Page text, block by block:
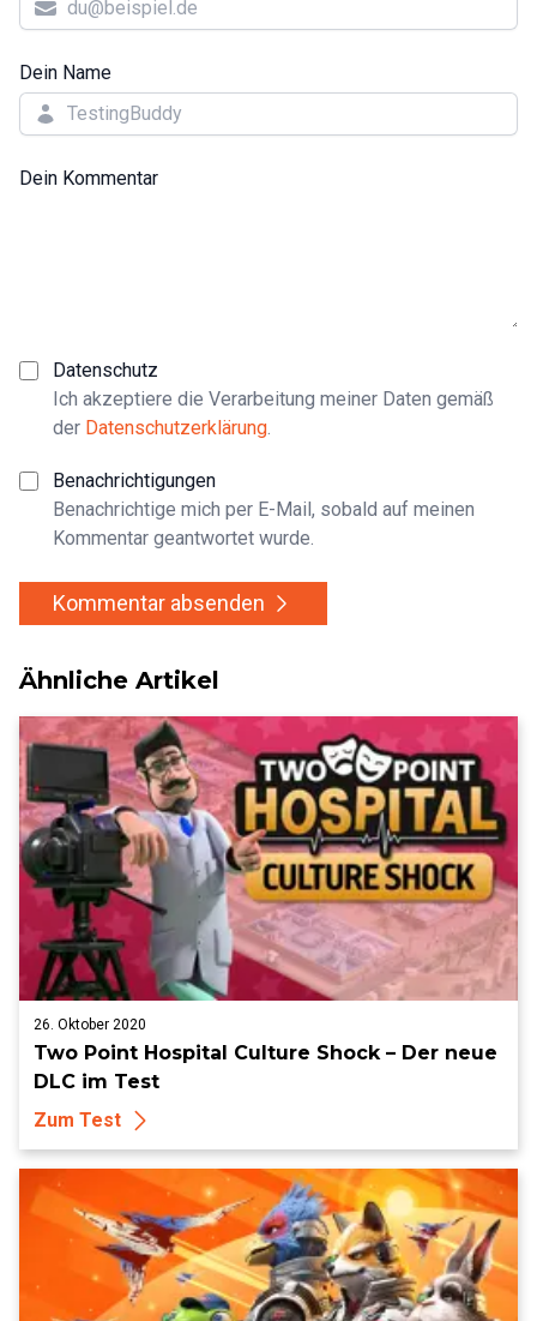
Dein Name
Dein Kommentar
Datenschutz
Ich akzeptiere die Verarbeitung meiner Daten gemäß
der Datenschutzerklärung
Benachrichtigungen
Benachrichtige mich per E-Mail, sobald auf meinen
Kommentar geantwortet wurde.
Kommentar absenden
Ähnliche Artikel
26. Oktober 2020
Two Point Hospital Culture Shock – Der neue
DLC im Test
Zum Test